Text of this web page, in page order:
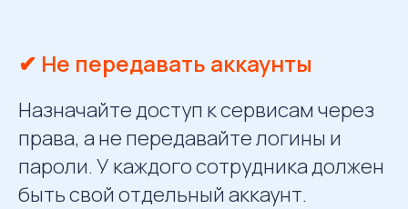
✔ Не передавать аккаунты
Назначайте доступ к сервисам через
права, а не передавайте логины и
пароли. У каждого сотрудника должен
быть свой отдельный аккаунт.